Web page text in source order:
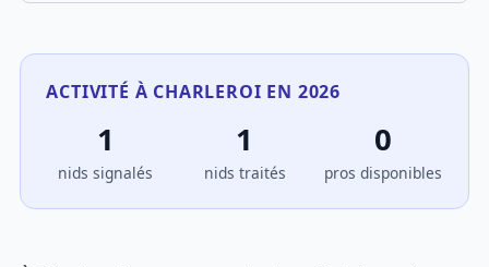
ACTIVITÉ À CHARLEROI EN 2026
1
nids signalés
1
nids traités
0
pros disponibles